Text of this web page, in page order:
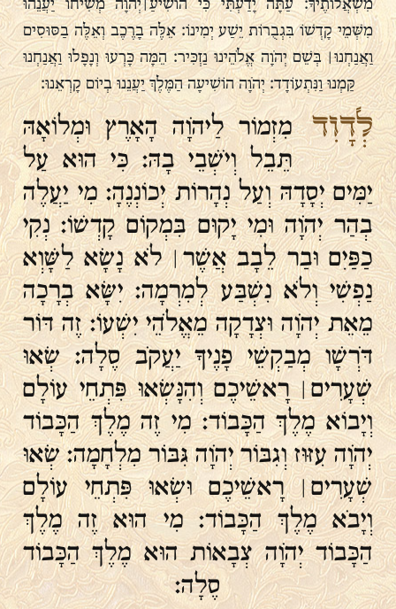
מִשְׁאֲלוֹתֶיךָ׃ עַתָּה יָדַעְתִּי כִּי הוֹשִׁיעַ ׀ יְהֹוָה מְשִׁיחוֹ יַעֲנֵהוּ
מִשְּׁמֵי קָדְשׁוֹ בִּגְבֻרוֹת יֵשַׁע יְמִינוֹ׃ אֵלֶּה בָרֶכֶב וְאֵלֶּה בַסּוּסִים
וַאֲנַחְנוּ ׀ בְּשֵׁם יְהֹוָה אֱלֹהֵינוּ נַזְכִּיר׃ הֵמָּה כָּרְעוּ וְנָפָלוּ וַאֲנַחְנוּ
קַּמְנוּ וַנִּתְעוֹדָד׃ יְהֹוָה הוֹשִׁיעָה הַמֶּלֶךְ יַעֲנֵנוּ בְיוֹם קָרְאֵנוּ׃
לְדָוִדמִזְמוֹר לַיהֹוָה הָאָרֶץ וּמְלוֹאָהּ
תֵּבֵל וְיֹשְׁבֵי בָהּ׃ כִּי הוּא עַל
יַמִּים יְסָדָהּ וְעַל נְהָרוֹת יְכוֹנְנֶהָ׃ מִי יַעֲלֶה
בְהַר יְהֹוָה וּמִי יָקוּם בִּמְקוֹם קָדְשׁוֹ׃ נְקִי
כַפַּיִם וּבַר לֵבָב אֲשֶׁר ׀ לֹא נָשָׂא לַשָּׁוְא
נַפְשִׁי וְלֹא נִשְׁבַּע לְמִרְמָה׃ יִשָּׂא בְרָכָה
מֵאֵת יְהֹוָה וּצְדָקָה מֵאֱלֹהֵי יִשְׁעוֹ׃ זֶה דּוֹר
דֹּרְשָׁו מְבַקְשֵׁי פָנֶיךָ יַעֲקֹב סֶלָה׃ שְׂאוּ
שְׁעָרִים ׀ רָאשֵׁיכֶם וְהִנָּשְׂאוּ פִּתְחֵי עוֹלָם
וְיָבוֹא מֶלֶךְ הַכָּבוֹד׃ מִי זֶה מֶלֶךְ הַכָּבוֹד
יְהֹוָה עִזּוּז וְגִבּוֹר יְהֹוָה גִּבּוֹר מִלְחָמָה׃ שְׂאוּ
שְׁעָרִים ׀ רָאשֵׁיכֶם וּשְׂאוּ פִּתְחֵי עוֹלָם
וְיָבֹא מֶלֶךְ הַכָּבוֹד׃ מִי הוּא זֶה מֶלֶךְ
הַכָּבוֹד יְהֹוָה צְבָאוֹת הוּא מֶלֶךְ הַכָּבוֹד
סֶלָה׃